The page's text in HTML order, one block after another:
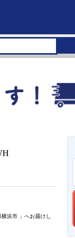
横浜市 」 へお届けし